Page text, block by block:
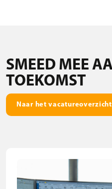
SMEED MEE
TOEKOMST
Naar het vacatureoverzicht